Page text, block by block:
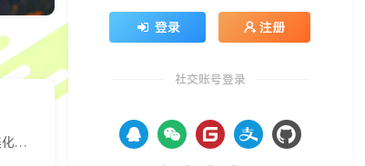
本教程大部分来源于优知新，子比官方论坛，只做完网站备份使用，并且都不需要付费请不要付费转载下面开始美化教程1.夸夸功能自己重新编写了API组件，不需要引用自己的文档，减小服务器压力CSS代...
登录 注册
社交账号登录